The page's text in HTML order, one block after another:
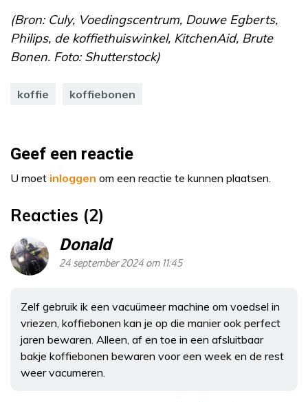
(Bron: Culy, Voedingscentrum, Douwe Egberts,
Philips, de koffiethuiswinkel, KitchenAid, Brute
Bonen. Foto: Shutterstock)
koffie koffiebonen
Geef een reactie
U moet inloggen om een reactie te kunnen plaatsen.
Reacties (2)
Donald
24 september 2024 om 11:45
Zelf gebruik ik een vacuümeer machine om voedsel in
vriezen, koffiebonen kan je op die manier ook perfect
jaren bewaren. Alleen, af en toe in een afsluitbaar
bakje koffiebonen bewaren voor een week en de rest
weer vacumeren.